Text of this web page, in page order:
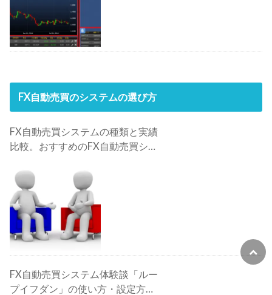
FX自動売買のシステムの選び方
FX自動売買システムの種類と実績
比較。おすすめのFX自動売買シス
FX自動売買システム体験談「ルー
プイフダン」の使い方・設定方